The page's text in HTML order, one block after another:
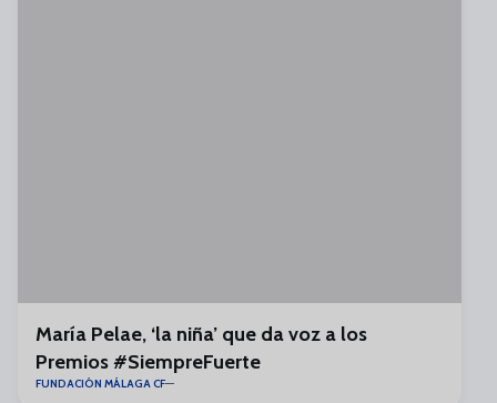
María Pelae, ‘la niña’ que da voz a los
Premios #SiempreFuerte
FUNDACIÓN MÁLAGA CF